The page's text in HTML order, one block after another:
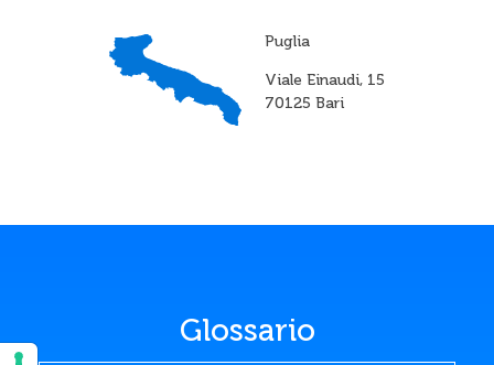
Puglia
Viale Einaudi, 15
70125 Bari
Glossario